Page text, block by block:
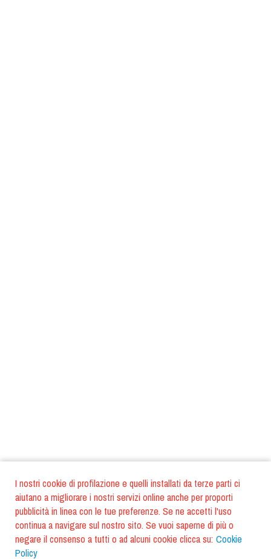
I nostri cookie di profilazione e quelli installati da terze parti ci
aiutano a migliorare i nostri servizi online anche per proporti
pubblicità in linea con le tue preferenze. Se ne accetti l'uso
continua a navigare sul nostro sito. Se vuoi saperne di più o
negare il consenso a tutti o ad alcuni cookie clicca su: Cookie
Policy